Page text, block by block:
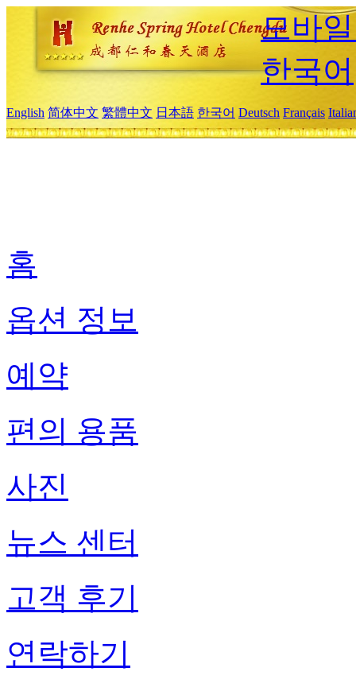
모바
한국어
English 简体中文 繁體中文 日本語 한국어 Deutsch Français
홈
옵션 정보
예약
편의 용품
사진
뉴스 센터
고객 후기
연락하기